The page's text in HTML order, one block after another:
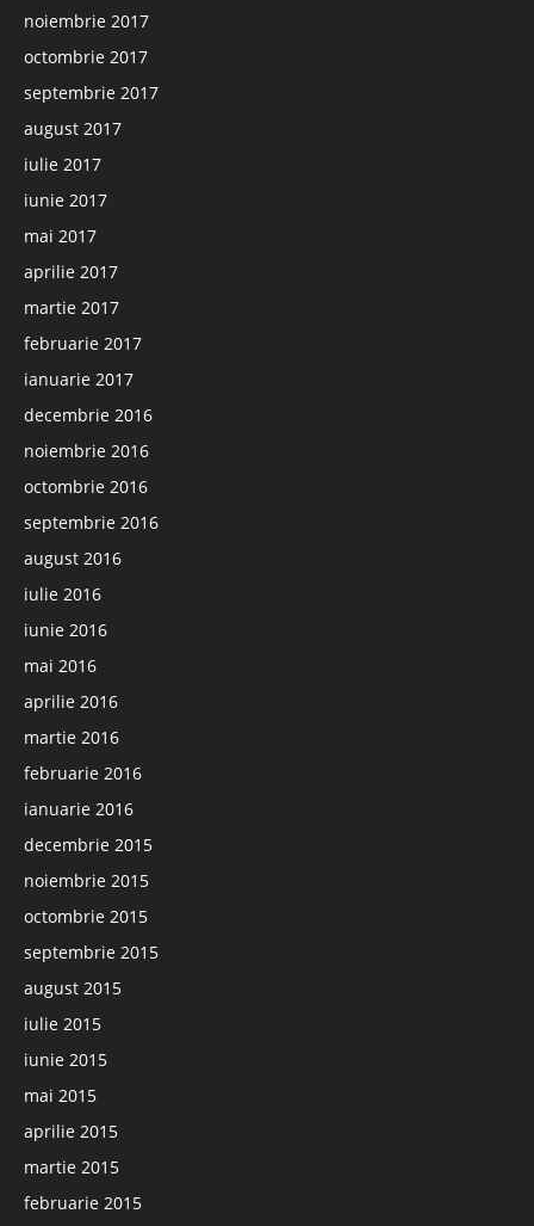
noiembrie 2017
octombrie 2017
septembrie 2017
august 2017
iulie 2017
iunie 2017
mai 2017
aprilie 2017
martie 2017
februarie 2017
ianuarie 2017
decembrie 2016
noiembrie 2016
octombrie 2016
septembrie 2016
august 2016
iulie 2016
iunie 2016
mai 2016
aprilie 2016
martie 2016
februarie 2016
ianuarie 2016
decembrie 2015
noiembrie 2015
octombrie 2015
septembrie 2015
august 2015
iulie 2015
iunie 2015
mai 2015
aprilie 2015
martie 2015
februarie 2015